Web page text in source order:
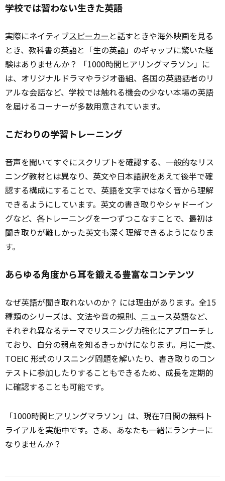
学校では習わない生きた英語
実際にネイティブスピーカー と話すときや海外映画を見る
とき、教科書の英語と「生の英語」のギャップに驚いた経
験はありませんか？ 「1000時間ヒアリングマラソン」に
は、オリジナルドラマやラジオ番組、各国の英語話者のリ
アルな会話など、学校では触れる機会の少ない本場の英語
を届けるコーナーが多数用意されています。
こだわりの学習トレーニング
音声を聞いてすぐにスクリプトを確認する、一般的なリス
ニング教材とは異なり、英文や日本語訳をあえて後半で確
認する構成にすることで、英語を文字ではなく音から理解
できるようにしています。英文の書き取りやシャドーイン
グなど、各トレーニングを一つずつこなすことで、最初は
聞き取りが難しかった英文も深く理解できるようになりま
す。
あらゆる角度から耳を鍛える豊富なコンテンツ
なぜ英語が聞き取れないのか？ には理由があります。全15
種類のシリーズは、文法や音の規則、 ニュース英語など、
それぞれ異なるテーマでリスニング力強化にアプローチし
ており、自分の弱点を知るきっかけになります。月に一度、
TOEIC 形式のリスニング問題を解いたり、書き取りのコン
テストに参加したりすることもできるため、成長を定期的
に確認することも可能です。
「1000時間ヒアリ ングマラソン」は、現在7日間の無料ト
ライアルを実施中です。さあ、あなたも一緒にランナーに
なりませんか？